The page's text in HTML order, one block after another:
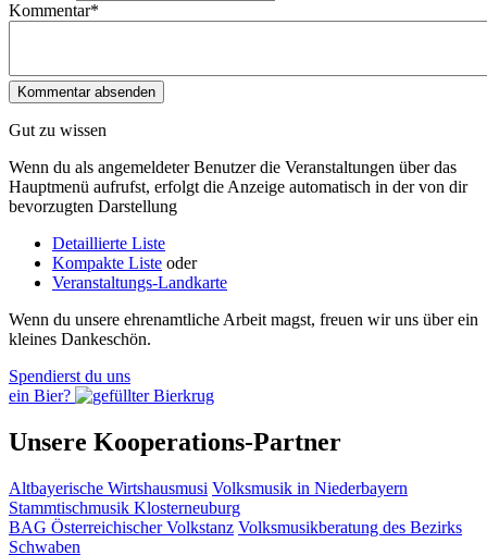
Kommentar*
Gut zu wissen
Wenn du als angemeldeter Benutzer die Veranstaltungen über das
Hauptmenü aufrufst, erfolgt die Anzeige automatisch in der von dir
bevorzugten Darstellung
Detaillierte Liste
Kompakte Liste oder
Veranstaltungs-Landkarte
Wenn du unsere ehrenamtliche Arbeit magst, freuen wir uns über ein
kleines Dankeschön.
Spendierst du uns
ein Bier?
Unsere Kooperations-Partner
Altbayerische Wirtshausmusi Volksmusik in Niederbayern
Stammtischmusik Klosterneuburg
BAG Österreichischer Volkstanz Volksmusikberatung des Bezirks
Schwaben